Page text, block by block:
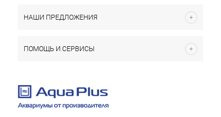
НАШИ ПРЕДЛОЖЕНИЯ
ПОМОЩЬ И СЕРВИСЫ